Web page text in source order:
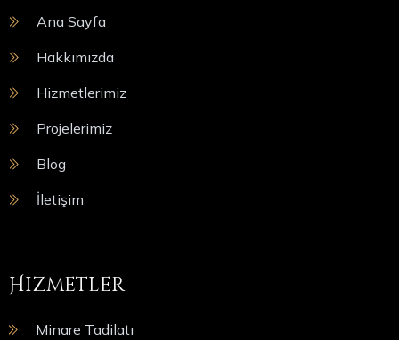
Ana Sayfa
Hakkımızda
Hizmetlerimiz
Projelerimiz
Blog
İletişim
Hizmetler
Minare Tadilatı